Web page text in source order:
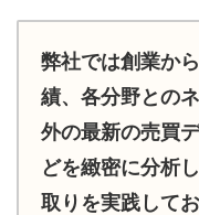
弊社では創業か
績、各分野との
外の最新の売買
どを緻密に分析
取りを実践してお